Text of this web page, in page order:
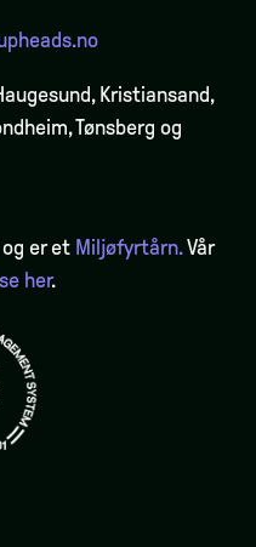
Kristiansand,
Tønsberg og
er et Miljøfyrtårn.Vår
her.